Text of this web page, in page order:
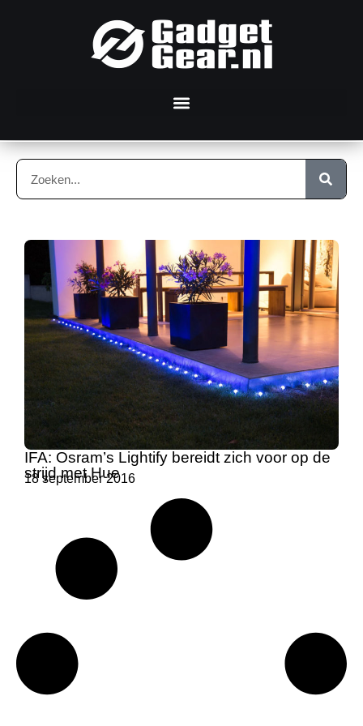
IFA: Osram’s Lightify bereidt zich voor op de
strijd met Hue
18 september 2016